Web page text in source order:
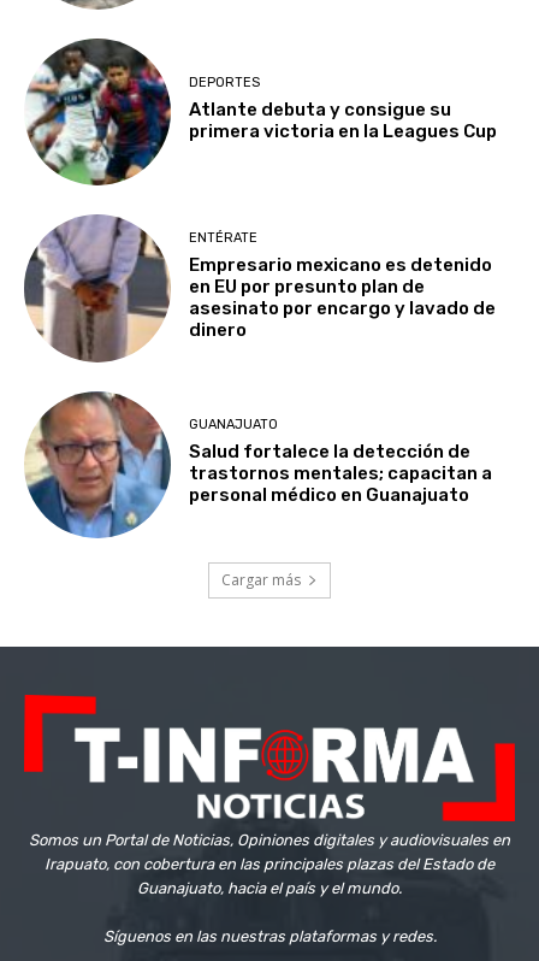
DEPORTES
Atlante debuta y consigue su
primera victoria en la Leagues Cup
ENTÉRATE
Empresario mexicano es detenido
en EU por presunto plan de
asesinato por encargo y lavado de
dinero
GUANAJUATO
Salud fortalece la detección de
trastornos mentales; capacitan a
personal médico en Guanajuato
Cargar más
Somos un Portal de Noticias, Opiniones digitales y audiovisuales en
Irapuato, con cobertura en las principales plazas del Estado de
Guanajuato, hacia el país y el mundo.
Síguenos en las nuestras plataformas y redes.